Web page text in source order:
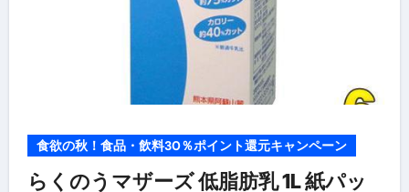
食欲の秋！食品・飲料30％ポイント還元キャンペーン
らくのうマザーズ 低脂肪乳 1L 紙パッ